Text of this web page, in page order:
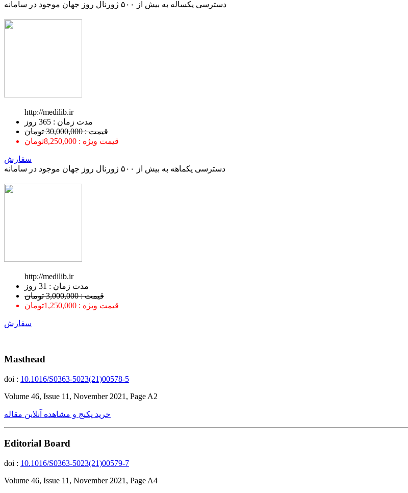
دسترسی یکساله به بیش از ۵۰۰ ژورنال روز جهان موجود در سامانه
http://medilib.ir
ﻣﺪﺕ ﺯﻣﺎﻥ : 365 ﺭﻭﺯ
قیمت : 30,000,000 تومان
قیمت ویژه : 8,250,000تومان
سفارش
دسترسی یکماهه به بیش از ۵۰۰ ژورنال روز جهان موجود در سامانه
http://medilib.ir
ﻣﺪﺕ ﺯﻣﺎﻥ : 31 ﺭﻭﺯ
قیمت : 3,000,000 تومان
قیمت ویژه : 1,250,000تومان
سفارش
Masthead
doi : 10.1016/S0363-5023(21)00578-5
Volume 46, Issue 11, November 2021, Page A2
خرید پکیج و مشاهده آنلاین مقاله
Editorial Board
doi : 10.1016/S0363-5023(21)00579-7
Volume 46, Issue 11, November 2021, Page A4